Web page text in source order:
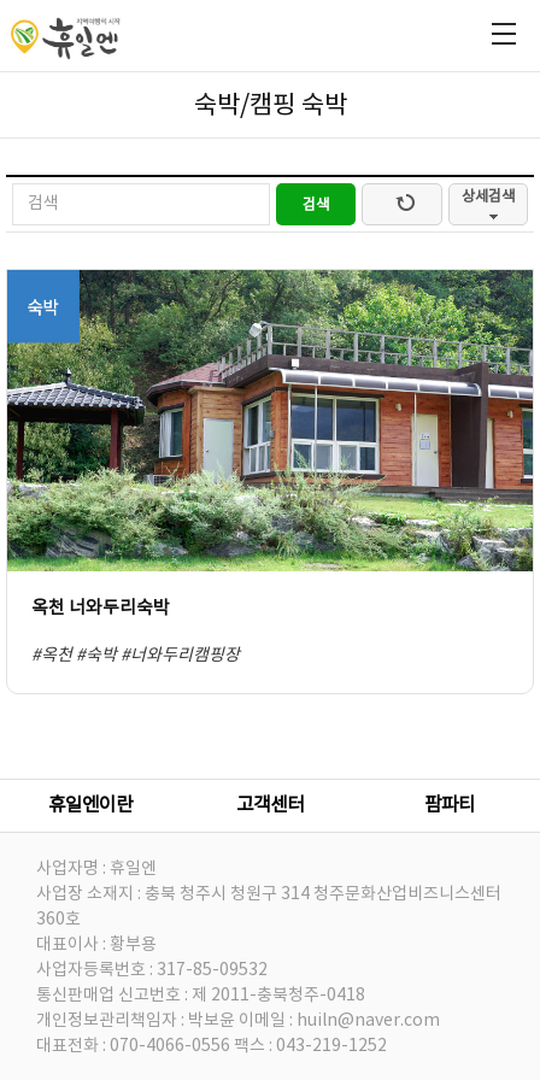
숙박/캠핑 숙박
상세검색
옥천 너와두리숙박
#옥천 #숙박 #너와두리캠핑장
휴일엔이란 고객센터 팜파티
사업자명 : 휴일엔
사업장 소재지 : 충북 청주시 청원구 314 청주문화산업비즈니스센터
360호
대표이사 : 황부용
사업자등록번호 : 317-85-09532
통신판매업 신고번호 : 제 2011-충북청주-0418
개인정보관리책임자 : 박보윤 이메일 : huiln@naver.com
대표전화 : 070-4066-0556 팩스 : 043-219-1252